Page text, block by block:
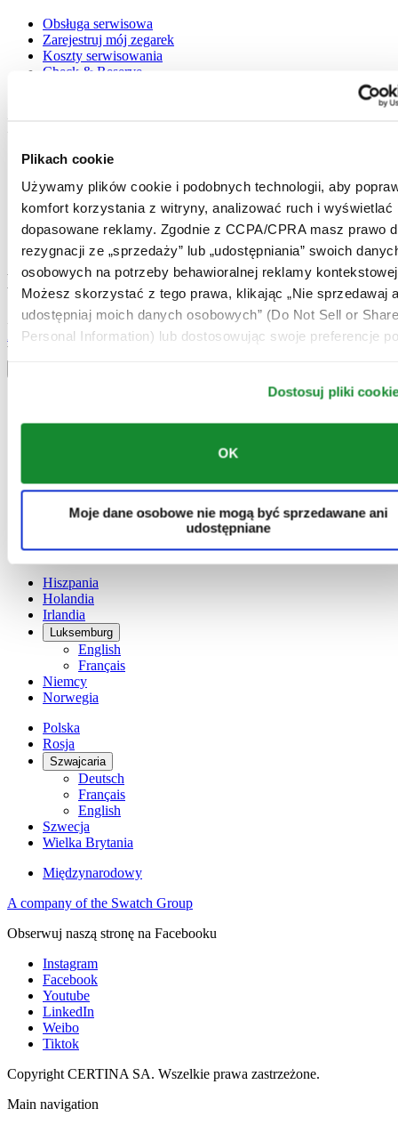
Plikach cookie
Używamy plików cookie i podobnych technologii, aby
komfort korzystania z witryny, analizować ruch i wyświetlać
dopasowane reklamy. Zgodnie z CCPA/CPRA masz prawo
rezygnacji ze „sprzedaży” lub „udostępniania” swoich
osobowych na potrzeby behawioralnej reklamy
Możesz skorzystać z tego prawa, klikając „Nie sprzedawaj
udostępniaj moich danych osobowych” (Do Not Sell or
Personal Information) lub dostosowując swoje preferencje
Dostosuj pliki
OK
Moje dane osobowe nie mogą być sprzedawane ani
udostępniane
Obsługa serwisowa
Zarejestruj mój zegarek
Koszty serwisowania
Check & Reserve
Warunki użytkowania
Polityka prywatności
Plikach cookie
Warunki Dostawy i Zwrotów
Warunki sprzedaży
Odstąpienie od umowy
Dołącz do klubu CERTINA
Zapisz się, aby otrzymywać najświeższe informacje
Zapisz się
Wybierz kraj / region
English
Dania
France
Hiszpania
Holandia
Irlandia
Luksemburg
English
Français
Niemcy
Norwegia
Polska
Rosja
Szwajcaria
Deutsch
Français
English
Szwecja
Wielka Brytania
Międzynarodowy
A company of the Swatch Group
Obserwuj naszą stronę na Facebooku
Instagram
Facebook
Youtube
LinkedIn
Weibo
Tiktok
Copyright CERTINA SA. Wszelkie prawa zastrzeżone.
Main navigation